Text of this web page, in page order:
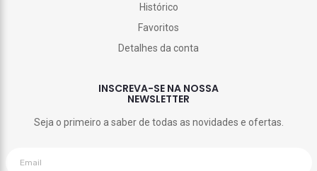
Histórico
Favoritos
Detalhes da conta
INSCREVA-SE NA NOSSA
NEWSLETTER
Seja o primeiro a saber de todas as novidades e ofertas.